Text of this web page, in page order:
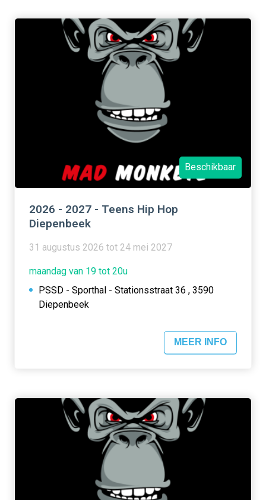
Beschikbaar
2026 - 2027 - Teens Hip Hop
Diepenbeek
31 augustus 2026 tot 24 mei 2027
maandag van 19 tot 20u
PSSD - Sporthal - Stationsstraat 36 , 3590
Diepenbeek
MEER INFO